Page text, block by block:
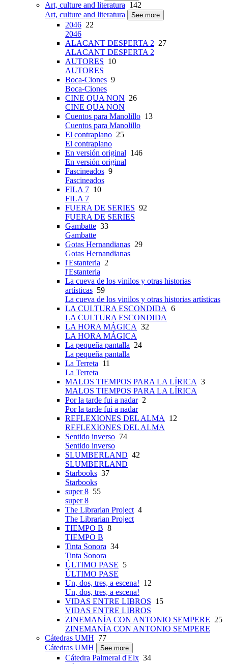
Art, culture and literatura 142
Art, culture and literatura
See more
2046 22
2046
ALACANT DESPERTA 2 27
ALACANT DESPERTA 2
AUTORES 10
AUTORES
Boca-Ciones 9
Boca-Ciones
CINE QUA NON 26
CINE QUA NON
Cuentos para Manolillo 13
Cuentos para Manolillo
El contraplano 25
El contraplano
En versión original 146
En versión original
Fascineados 9
Fascineados
FILA 7 10
FILA 7
FUERA DE SERIES 92
FUERA DE SERIES
Gambatte 33
Gambatte
Gotas Hernandianas 29
Gotas Hernandianas
l'Estanteria 2
l'Estanteria
La cueva de los vinilos y otras historias
artísticas 59
La cueva de los vinilos y otras historias artísticas
LA CULTURA ESCONDIDA 6
LA CULTURA ESCONDIDA
LA HORA MÁGICA 32
LA HORA MÁGICA
La pequeña pantalla 24
La pequeña pantalla
La Terreta 11
La Terreta
MALOS TIEMPOS PARA LA LÍRICA 3
MALOS TIEMPOS PARA LA LÍRICA
Por la tarde fui a nadar2
Por la tarde fui a nadar
REFLEXIONES DEL ALMA 12
REFLEXIONES DEL ALMA
Sentido inverso 74
Sentido inverso
SLUMBERLAND 42
SLUMBERLAND
Starbooks 37
Starbooks
super 8 55
super 8
The Librarian Project4
The Librarian Project
TIEMPO B 8
TIEMPO B
Tinta Sonora 34
Tinta Sonora
ÚLTIMO PASE 5
ÚLTIMO PASE
Un, dos, tres, a escena! 12
Un, dos, tres, a escena!
VIDAS ENTRE LIBROS 15
VIDAS ENTRE LIBROS
ZINEMANÍA CON ANTONIO SEMPERE 25
ZINEMANÍA CON ANTONIO SEMPERE
Cátedras UMH 77
Cátedras UMH
See more
Cátedra Palmeral d'Elx 34